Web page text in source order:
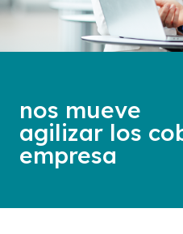
nos mueve
agilizar los
empresa